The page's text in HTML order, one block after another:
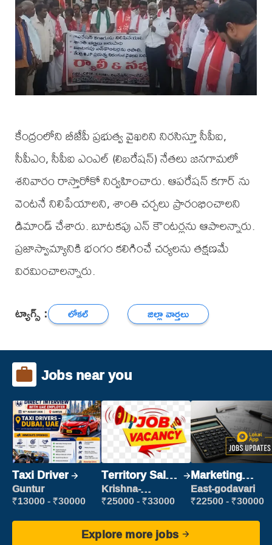
కేంద్రంలోని బీజేపీ ప్రభుత్వ వైఖరిని నిరసిస్తూ సీపీఐ,
సీపీఎం, సీపీఐ ఎంఎల్ (లిబరేషన్) నేతలు జనగామలో
శనివారం రాస్తారోకో నిర్వహించారు. ఆపరేషన్ కగార్ ను
వెంటనే నిలిపేయాలని, శాంతి చర్చలు ప్రారంభించాలని
డిమాండ్ చేశారు. బూటకపు ఎన్ కౌంటర్లను ఆపాలన్నారు.
ప్రజాస్వామ్యానికి భంగం కలిగించే చర్యలను తక్షణమే
విరమించాలన్నారు.
ట్యాగ్స్ : లోకల్ జిల్లా వార్తలు
Jobs near you
Taxi Driver
Guntur
₹13000 - ₹30000
Territory Sales
Manager
Krishna-
vijayawada
₹25000 - ₹33000
Marketing
Executive
East-godavari
₹22500 - ₹30000
Explore more jobs